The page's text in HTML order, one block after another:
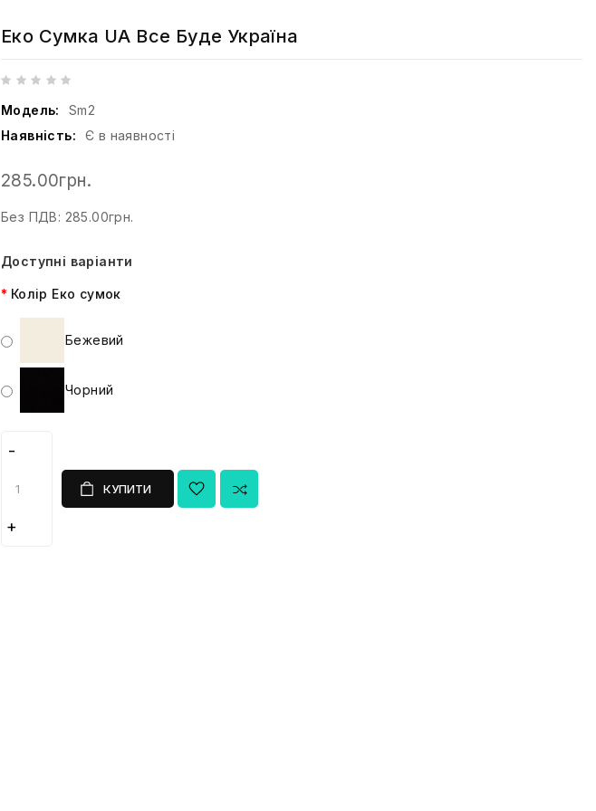
Еко Сумка UA Все Буде Україна
Модель:
Sm2
Наявність:
Є в наявності
285.00грн.
Без ПДВ: 285.00грн.
Доступні варіанти
Колір Еко сумок
Бежевий
Чорний
КУПИТИ